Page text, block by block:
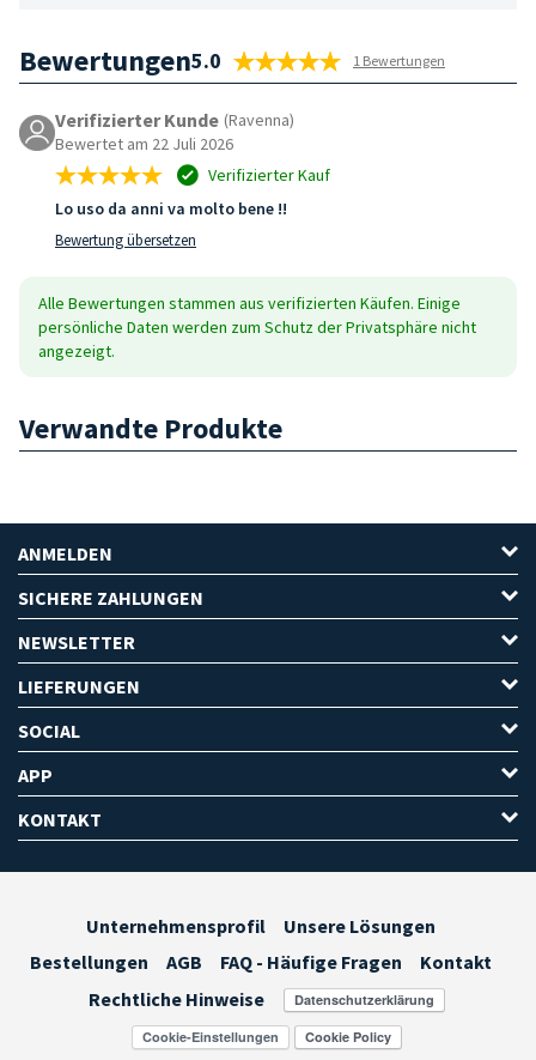
Bewertungen5.0 1 Bewertungen
Verifizierter Kunde (Ravenna)
Bewertet am 22 Juli 2026
Verifizierter Kauf
Lo uso da anni va molto bene !!
Bewertung übersetzen
Alle Bewertungen stammen aus verifizierten Käufen. Einige
persönliche Daten werden zum Schutz der Privatsphäre nicht
angezeigt.
Verwandte Produkte
ANMELDEN
SICHERE ZAHLUNGEN
NEWSLETTER
LIEFERUNGEN
SOCIAL
APP
KONTAKT
Unternehmensprofil
Unsere Lösungen
Bestellungen
AGB FAQ - Häufige Fragen
Kontakt
Rechtliche Hinweise
Cookie-Einstellungen